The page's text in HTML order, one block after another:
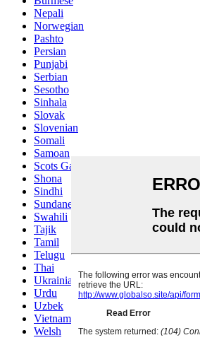
Nepali
Norwegian
Pashto
Persian
Punjabi
Serbian
Sesotho
Sinhala
Slovak
Slovenian
Somali
Samoan
Scots Gaelic
Shona
Sindhi
Sundanese
Swahili
Tajik
Tamil
Telugu
Thai
Ukrainian
Urdu
Uzbek
Vietnamese
Welsh